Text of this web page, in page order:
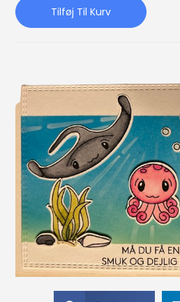
Tilføj Til Kurv